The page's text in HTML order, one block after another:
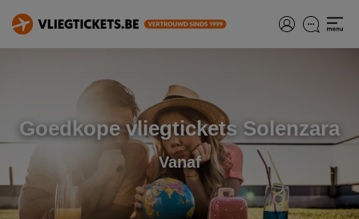
Goedkope vliegtickets Solenzara
Vanaf